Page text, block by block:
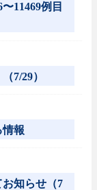
11469例目
7/29）
情報
知らせ（7